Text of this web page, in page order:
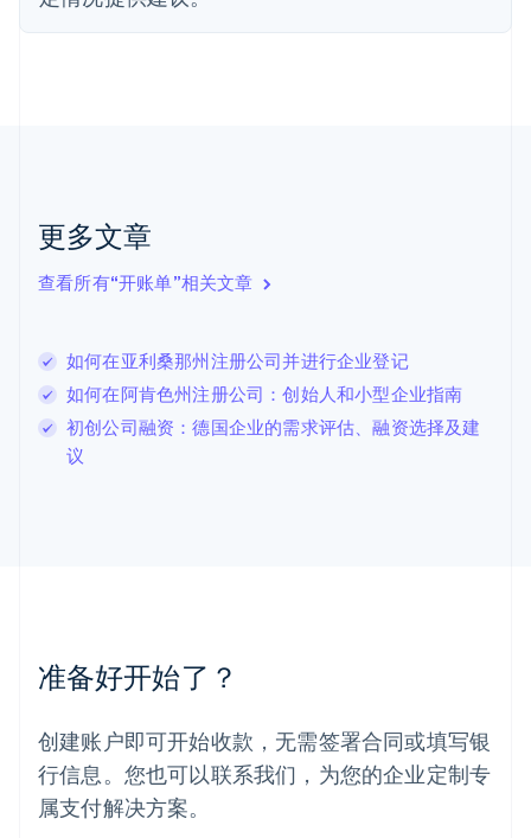
更多文章
查看所有“开账单”相关文章
如何在亚利桑那州注册公司并进行企业登记
如何在阿肯色州注册公司：创始人和小型企业指南
初创公司融资：德国企业的需求评估、融资选择及建
议
准备好开始了？
创建账户即可开始收款，无需签署合同或填写银
行信息。您也可以联系我们，为您的企业定制专
属支付解决方案。
芬兰
EnglishSvenska
English Italiano
拉脱维亚
立陶宛
DeutschEnglish
卢森堡
Français Deutsch English
罗马尼亚
English
挪威
葡萄牙
Português English
日本
日本語English
瑞典